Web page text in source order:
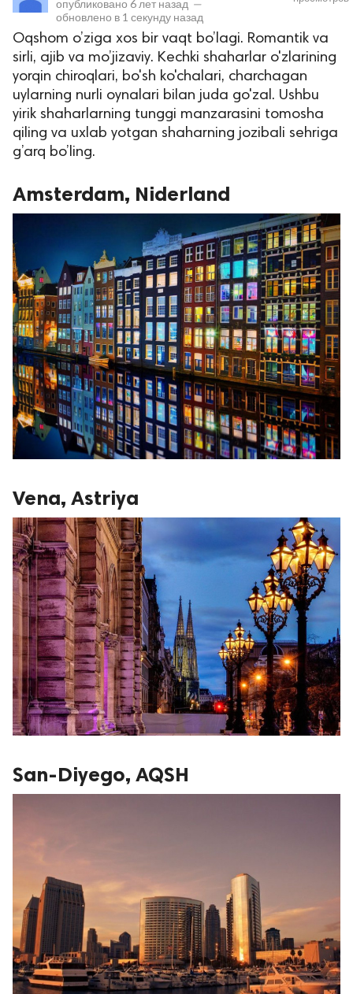
защищены.
опубликовано 6 лет назад —
обновлено в 1 секунду назад
Oqshom o’ziga xos bir vaqt bo’lagi. Romantik va
sirli, ajib va mo’jizaviy. Kechki shaharlar o'zlarining
yorqin chiroqlari, bo'sh ko'chalari, charchagan
uylarning nurli oynalari bilan juda go'zal. Ushbu
yirik shaharlarning tunggi manzarasini tomosha
qiling va uxlab yotgan shaharning jozibali sehriga
g’arq bo’ling.
Amsterdam, Niderland
Vena, Astriya
San-Diyego, AQSH